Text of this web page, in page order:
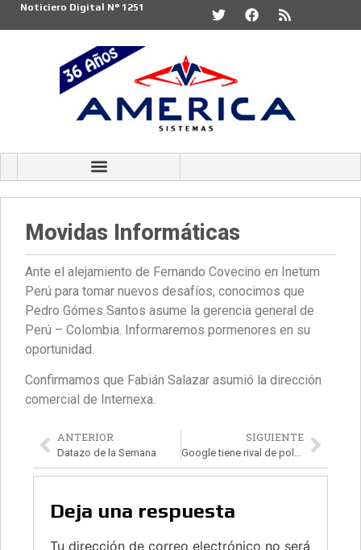
Noticiero Digital N° 1251
Movidas Informáticas
Ante el alejamiento de Fernando Covecino en Inetum
Perú para tomar nuevos desafíos, conocimos que
Pedro Gómes Santos asume la gerencia general de
Perú – Colombia. Informaremos pormenores en su
oportunidad.
Confirmamos que Fabián Salazar asumió la dirección
comercial de Internexa.
ANTERIOR
Datazo de la Semana
SIGUIENTE
Deja una respuesta
Tu dirección de correo electrónico no será